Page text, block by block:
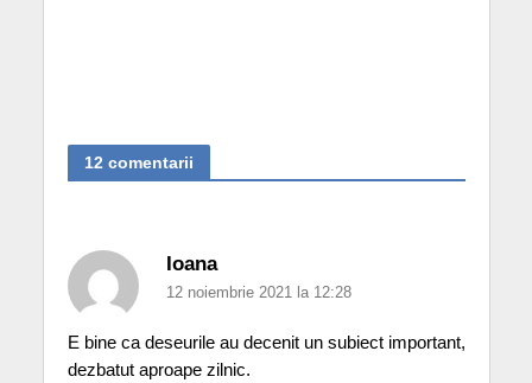
12 comentarii
Ioana
12 noiembrie 2021 la 12:28
E bine ca deseurile au decenit un subiect important,
dezbatut aproape zilnic.